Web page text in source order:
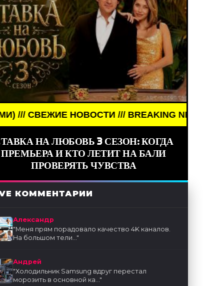
/// BREAKING NEWS /// НОВОСТИ (СМИ)
НА ЛЮБОВЬ 3 СЕЗОН: КОГДА
ПРЕМЬЕРА И КТО ЛЕТИТ НА БАЛИ
ПРОВЕРЯТЬ ЧУВСТВА
КОММЕНТАРИИ
Александр
"Меня прям порадовало качество 4K каналов.
На большом тели..."
Андрей
"Холодильник Samsung вдруг перестал
морозить в основной ка..."